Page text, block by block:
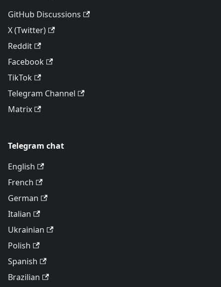
GitHub Discussions
X (Twitter)
Reddit
Facebook
TikTok
Telegram Channel
Matrix
Telegram chat
English
French
German
Italian
Ukrainian
Polish
Spanish
Brazilian